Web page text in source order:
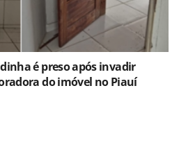
é preso após invadir
do imóvel no Piauí